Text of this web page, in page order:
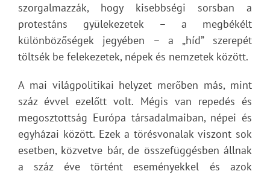
szorgalmazzák, hogy kisebbségi sorsban a
protestáns gyülekezetek – a megbékélt
különbözőségek jegyében – a „híd” szerepét
töltsék be felekezetek, népek és nemzetek között.
A mai világpolitikai helyzet merőben más, mint
száz évvel ezelőtt volt. Mégis van repedés és
megosztottság Európa társadalmaiban, népei és
egyházai között. Ezek a törésvonalak viszont sok
esetben, közvetve bár, de összefüggésben állnak
a száz éve történt eseményekkel és azok